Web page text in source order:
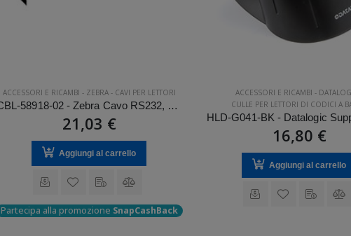
ACCESSORI E RICAMBI - ZEBRA- CAVI PER LETTORI
CBL-58918-02 - Zebra Cavo RS232, 1.8 m
21,03 €
Aggiungi al carrello
Partecipa alla promozione SnapCashBack
ACCESSORI E RICAMBI -
CULLE PER LETTORI DI CODICI A
16,80 €
Aggiungi al carrello